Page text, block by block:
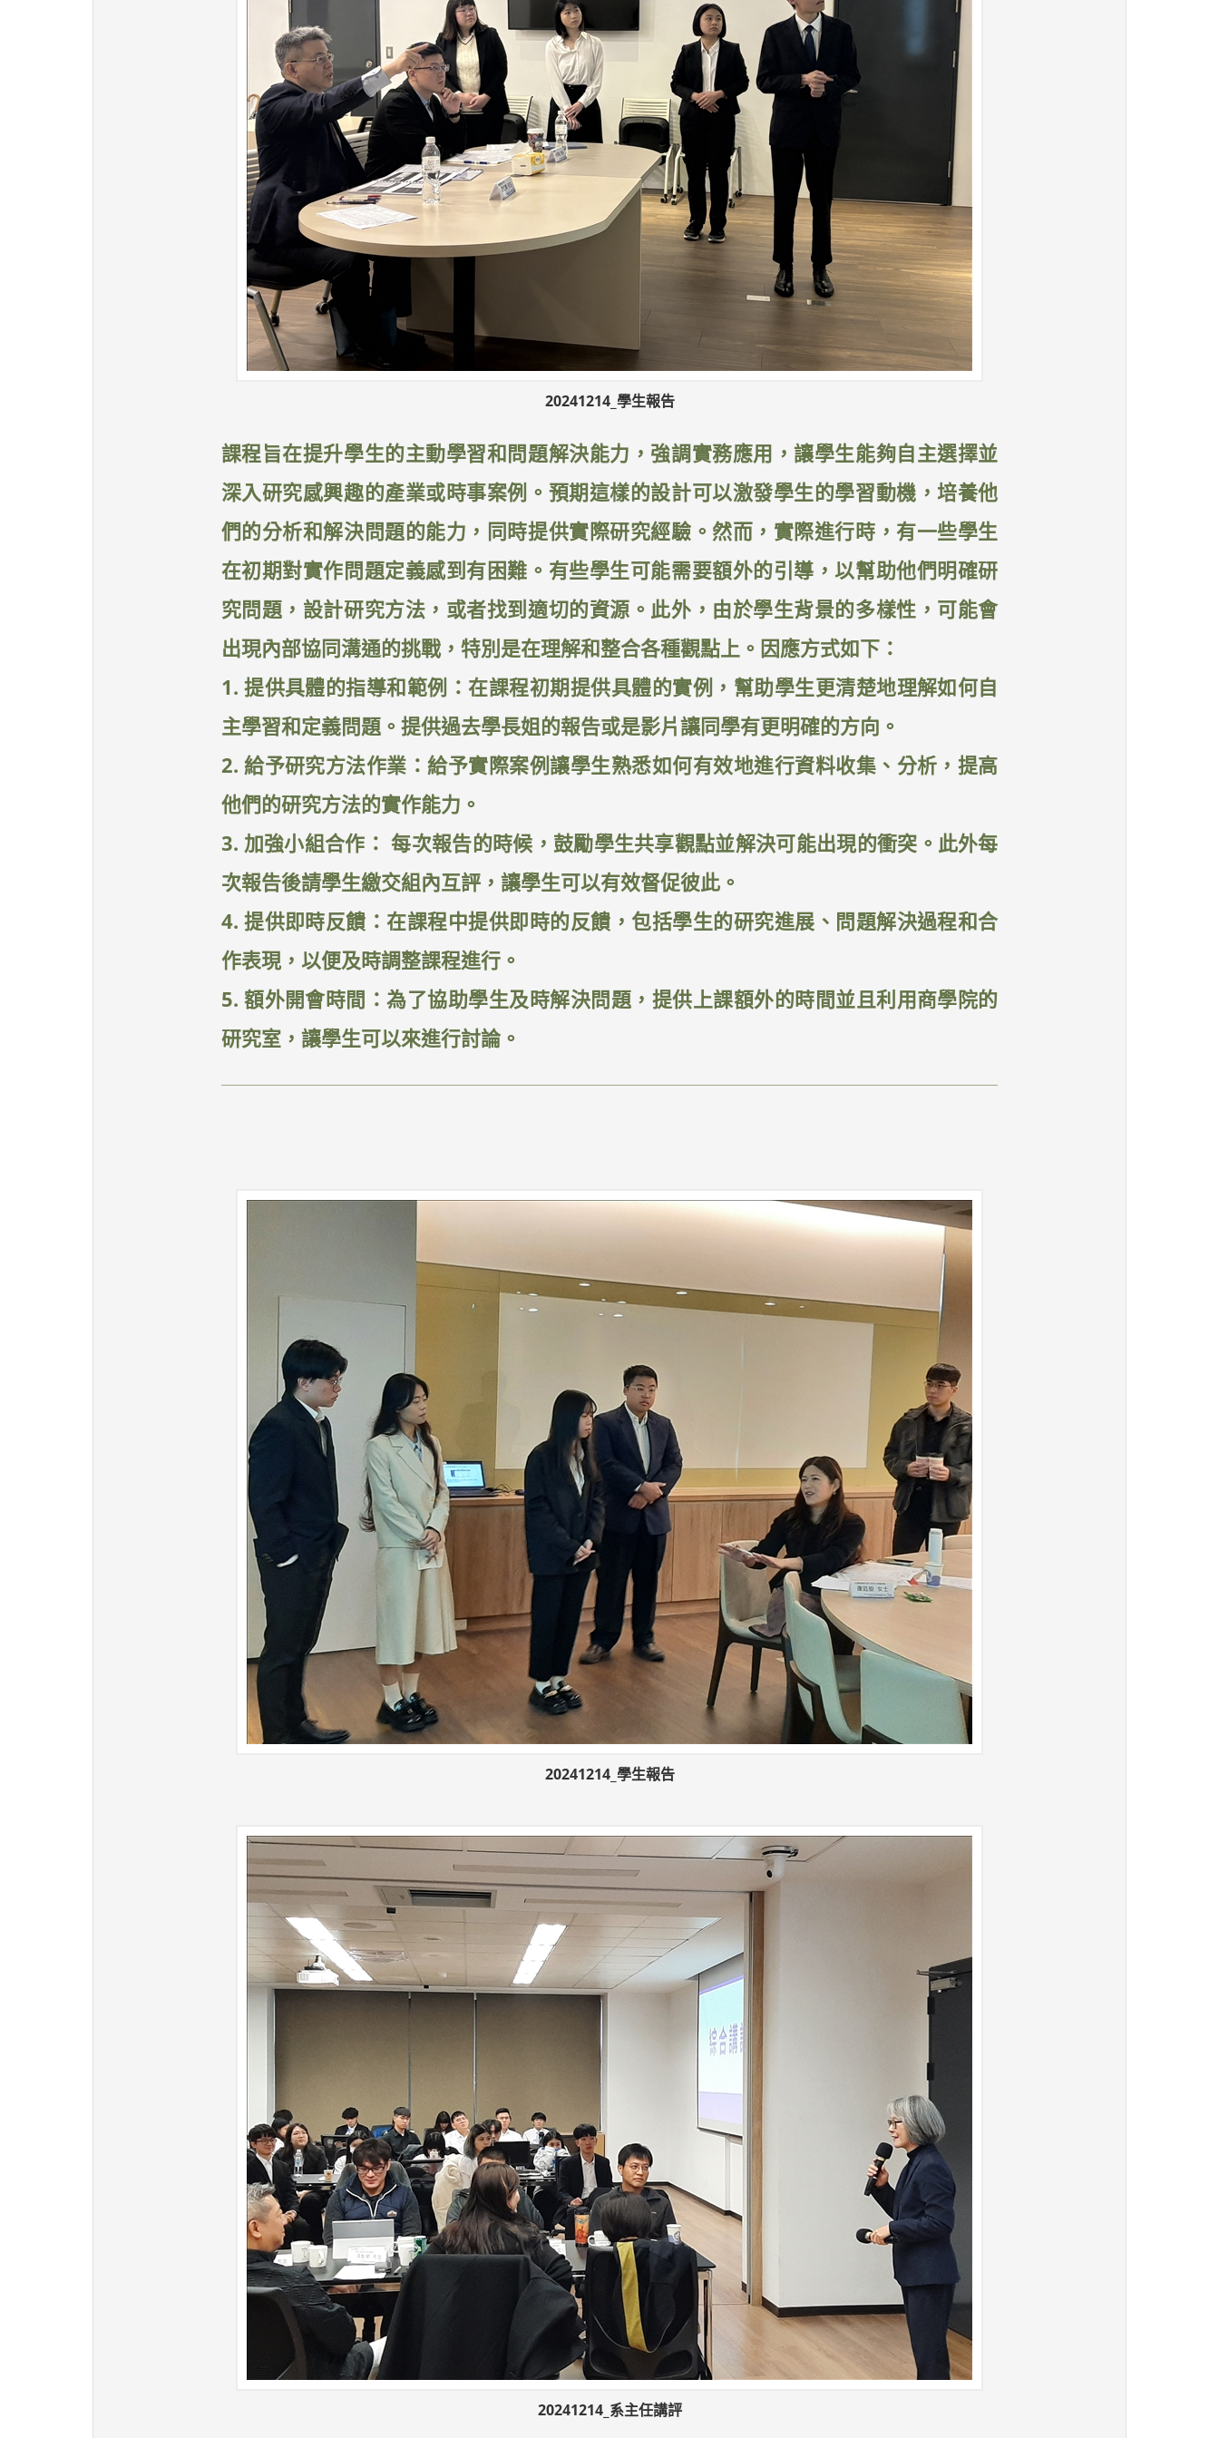
20241214_學生報告
課程旨在提升學生的主動學習和問題解決能力，強調實務應用，讓學生能夠自主選擇並
深入研究感興趣的產業或時事案例。預期這樣的設計可以激發學生的學習動機，培養他
們的分析和解決問題的能力，同時提供實際研究經驗。然而，實際進行時，有一些學生
在初期對實作問題定義感到有困難。有些學生可能需要額外的引導，以幫助他們明確研
究問題，設計研究方法，或者找到適切的資源。此外，由於學生背景的多樣性，可能會
出現內部協同溝通的挑戰，特別是在理解和整合各種觀點上。因應方式如下：
1. 提供具體的指導和範例：在課程初期提供具體的實例，幫助學生更清楚地理解如何自
主學習和定義問題。提供過去學長姐的報告或是影片讓同學有更明確的方向。
2. 給予研究方法作業：給予實際案例讓學生熟悉如何有效地進行資料收集、分析，提高
他們的研究方法的實作能力。
3. 加強小組合作： 每次報告的時候，鼓勵學生共享觀點並解決可能出現的衝突。此外每
次報告後請學生繳交組內互評，讓學生可以有效督促彼此。
4. 提供即時反饋：在課程中提供即時的反饋，包括學生的研究進展、問題解決過程和合
作表現，以便及時調整課程進行。
5. 額外開會時間：為了協助學生及時解決問題，提供上課額外的時間並且利用商學院的
研究室，讓學生可以來進行討論。
20241214_學生報告
20241214_系主任講評